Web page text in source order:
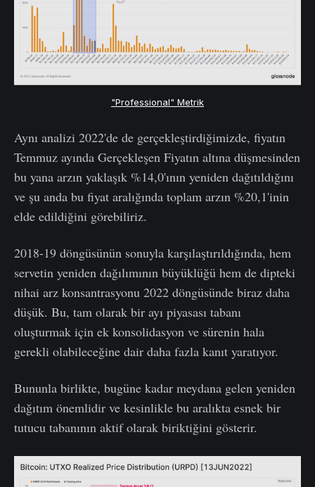
"Professional" Metrik
Aynı analizi 2022'de de gerçekleştirdiğimizde, fiyatın
Temmuz ayında Gerçekleşen Fiyatın altına düşmesinden
bu yana arzın yaklaşık %14,0'ının yeniden dağıtıldığını
ve şu anda bu fiyat aralığında toplam arzın %20,1'inin
elde edildiğini görebiliriz.
2018-19 döngüsünün sonuyla karşılaştırıldığında, hem
servetin yeniden dağılımının büyüklüğü hem de dipteki
nihai arz konsantrasyonu 2022 döngüsünde biraz daha
düşük. Bu, tam olarak bir ayı piyasası tabanı
oluşturmak için ek konsolidasyon ve sürenin hala
gerekli olabileceğine dair daha fazla kanıt yaratıyor.
Bununla birlikte, bugüne kadar meydana gelen yeniden
dağıtım önemlidir ve kesinlikle bu aralıkta esnek bir
tutucu tabanının aktif olarak biriktiğini gösterir.